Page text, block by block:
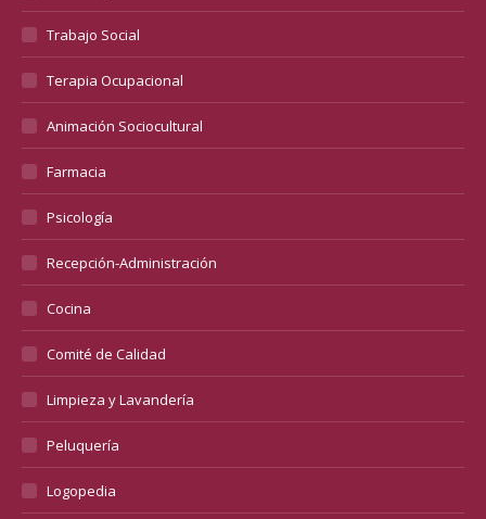
Trabajo Social
Terapia Ocupacional
Animación Sociocultural
Farmacia
Psicología
Recepción-Administración
Cocina
Comité de Calidad
Limpieza y Lavandería
Peluquería
Logopedia